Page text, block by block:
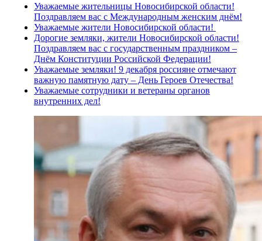
Уважаемые жительницы Новосибирской области!
Поздравляем вас с Международным женским днём!
Уважаемые жители Новосибирской области!
Дорогие земляки, жители Новосибирской области!
Поздравляем вас с государственным праздником –
Днём Конституции Российской Федерации!
Уважаемые земляки! 9 декабря россияне отмечают
важную памятную дату – День Героев Отечества!
Уважаемые сотрудники и ветераны органов
внутренних дел!